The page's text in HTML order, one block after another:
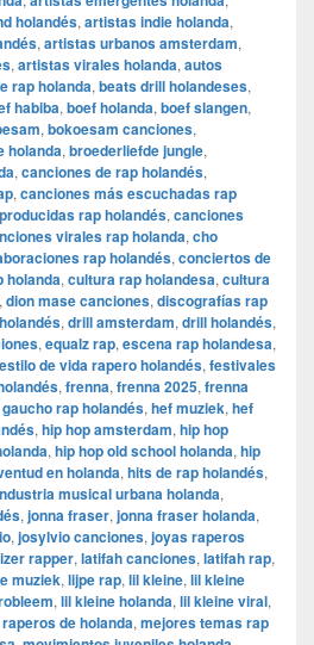
holandés, artistas indie holanda,
, artistas urbanos amsterdam,
, artistas virales holanda, autos
rap holanda, beats drill holandeses,
habiba, boef holanda, boef slangen,
, bokoesam canciones,
holanda, broederliefde jungle,
, canciones de rap holandés,
, canciones más escuchadas rap
rap holandés, canciones
virales rap holanda, cho
rap holandés, conciertos de
holanda, cultura rap holandesa, cultura
, dion mase canciones, discografías rap
, drill amsterdam, drill holandés,
, equalz rap, escena rap holandesa,
estilo de vida rapero holandés, festivales
, frenna, frenna 2025, frenna
gaucho rap holandés, hef muziek, hef
, hip hop amsterdam, hip hop
, hip hop old school holanda, hip
en holanda, hits de rap holandés,
musical urbana holanda,
, jonna fraser, jonna fraser holanda,
, josylvio canciones, joyas raperos
rapper, latifah canciones, latifah rap,
muziek, lijpe rap, lil kleine, lil kleine
, lil kleine holanda, lil kleine viral,
de holanda, mejores temas rap